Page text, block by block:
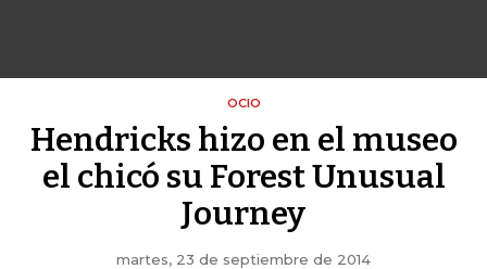
OCIO
Hendricks hizo en el museo
el chicó su Forest Unusual
Journey
martes, 23 de septiembre de 2014